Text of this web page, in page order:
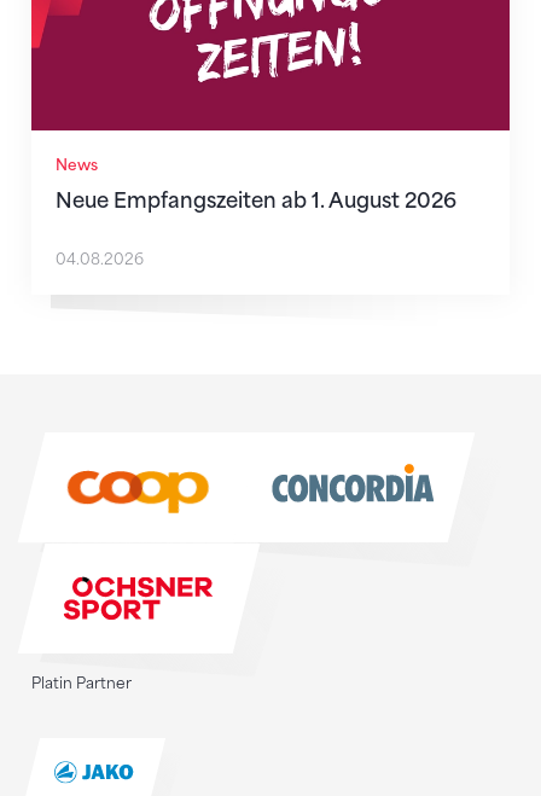
News
Neue Empfangszeiten ab 1. August 2026
04.08.2026
Platin Partner